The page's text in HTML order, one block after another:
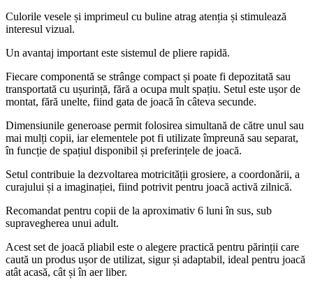
Culorile vesele și imprimeul cu buline atrag atenția și stimulează
interesul vizual.
Un avantaj important este sistemul de pliere rapidă.
Fiecare componentă se strânge compact și poate fi depozitată sau
transportată cu ușurință, fără a ocupa mult spațiu. Setul este ușor de
montat, fără unelte, fiind gata de joacă în câteva secunde.
Dimensiunile generoase permit folosirea simultană de către unul sau
mai mulți copii, iar elementele pot fi utilizate împreună sau separat,
în funcție de spațiul disponibil și preferințele de joacă.
Setul contribuie la dezvoltarea motricității grosiere, a coordonării, a
curajului și a imaginației, fiind potrivit pentru joacă activă zilnică.
Recomandat pentru copii de la aproximativ 6 luni în sus, sub
supravegherea unui adult.
Acest set de joacă pliabil este o alegere practică pentru părinții care
caută un produs ușor de utilizat, sigur și adaptabil, ideal pentru joacă
atât acasă, cât și în aer liber.